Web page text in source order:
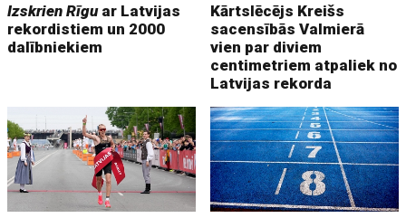
Izskrien Rīguar Latvijas
rekordistiem un 2000
dalībniekiem
Kārtslēcējs Kreišs
sacensībās Valmierā
vien par diviem
centimetriem atpaliek no
Latvijas rekorda